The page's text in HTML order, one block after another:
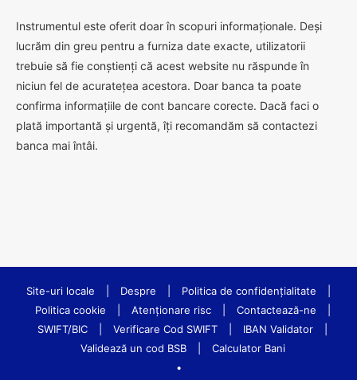
Instrumentul este oferit doar în scopuri informaționale. Deși
lucrăm din greu pentru a furniza date exacte, utilizatorii
trebuie să fie conștienți că acest website nu răspunde în
niciun fel de acuratețea acestora. Doar banca ta poate
confirma informațiile de cont bancare corecte. Dacă faci o
plată importantă și urgentă, îți recomandăm să contactezi
banca mai întâi.
Site-uri locale Despre Politica de confidenţialitate
Politica cookie
Atenționare risc Contactează-ne
SWIFT/BIC
Verificare Cod SWIFT IBAN Validator
Validează un cod BSB
Calculator Bani
•